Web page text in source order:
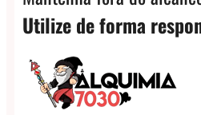
Utilize de forma